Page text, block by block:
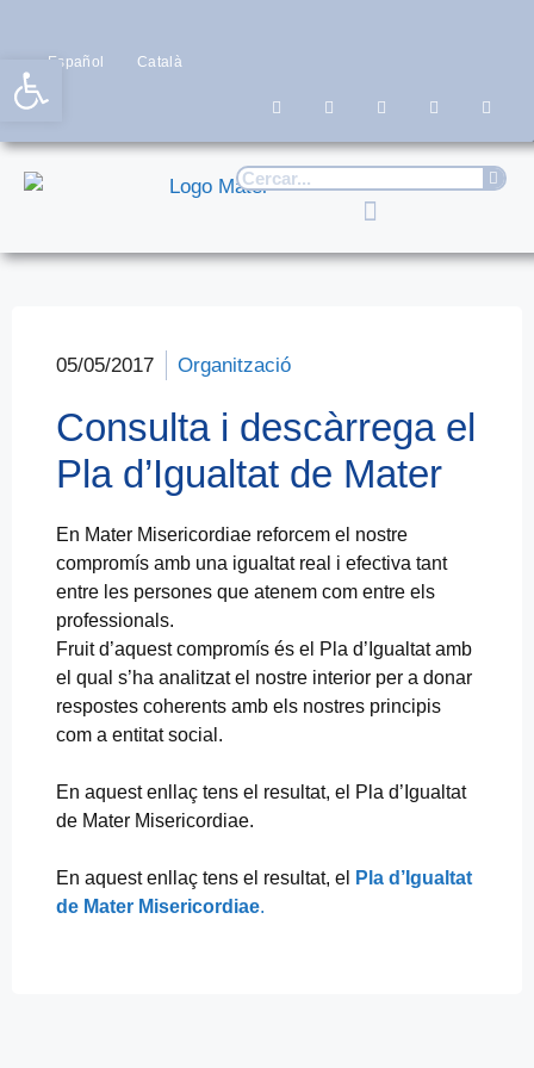
Español Català
05/05/2017 Organització
Consulta i descàrrega el
Pla d’Igualtat de Mater
En Mater Misericordiae reforcem el nostre
compromís amb una igualtat real i efectiva tant
entre les persones que atenem com entre els
professionals.
Fruit d’aquest compromís és el Pla d’Igualtat amb
el qual s’ha analitzat el nostre interior per a donar
respostes coherents amb els nostres principis
com a entitat social.
En aquest enllaç tens el resultat, el Pla d’Igualtat
de Mater Misericordiae.
En aquest enllaç tens el resultat, el
Pla d’Igualtat
de Mater Misericordiae.
Obre la barra d'eines